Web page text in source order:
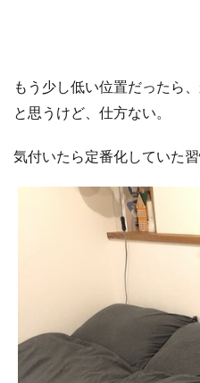
もう少し低い位置だったら
と思うけど、仕方ない。
気付いたら定番化していた習